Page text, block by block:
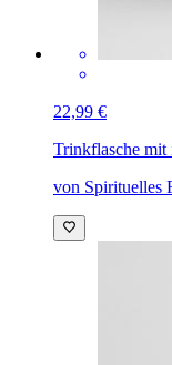
22,99 €
Trinkflasche mit
von Spirituelles